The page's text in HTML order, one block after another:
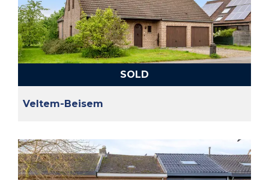
SOLD
Veltem-Beisem